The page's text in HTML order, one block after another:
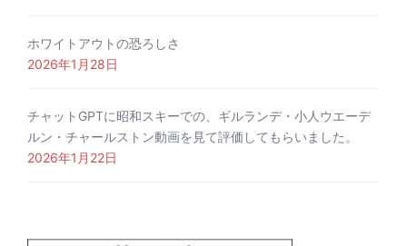
ホワイトアウトの恐ろしさ
2026年1月28日
チャットGPTに昭和スキーでの、ギルランデ・小人ウエーデ
ルン・チャールストン動画を見て評価してもらいました。
2026年1月22日